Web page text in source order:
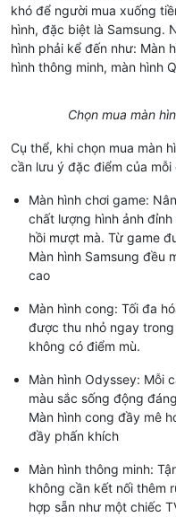
khó để người mua xuống
hình, đặc biệt là Samsung.
hình phải kể đến như: Màn
hình thông minh, màn hình
Chọn mua màn
Cụ thể, khi chọn mua màn
cần lưu ý đặc điểm của mỗi
Màn hình chơi game:
chất lượng hình ảnh
hồi mượt mà. Từ game
Màn hình Samsung đều
cao
Màn hình cong: Tối đa
được thu nhỏ ngay
không có điểm mù.
Màn hình Odyssey: Mỗi
màu sắc sống động
Màn hình cong đầy mê
đầy phấn khích
Màn hình thông minh:
không cần kết nối thêm
hợp sẵn như một chiếc